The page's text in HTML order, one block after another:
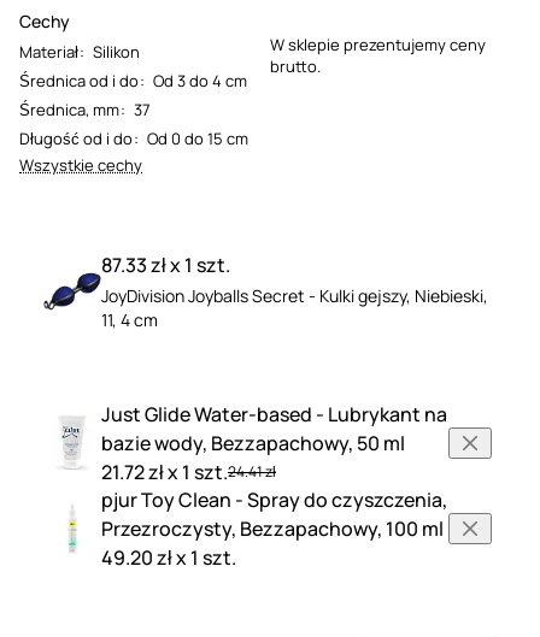
Cechy
Materiał: Silikon
Średnica od i do: Od 3 do 4 cm
Średnica, mm: 37
Długość od i do: Od 0 do 15 cm
Wszystkie cechy
W sklepie prezentujemy ceny
brutto.
87.33 zł x 1 szt.
JoyDivision Joyballs Secret - Kulki gejszy, Niebieski,
11, 4 cm
Just Glide Water-based - Lubrykant na
bazie wody, Bezzapachowy, 50 ml
21.72 zł x 1 szt.24.41 zł
pjur Toy Clean - Spray do czyszczenia,
Przezroczysty, Bezzapachowy, 100 ml
49.20 zł x 1 szt.